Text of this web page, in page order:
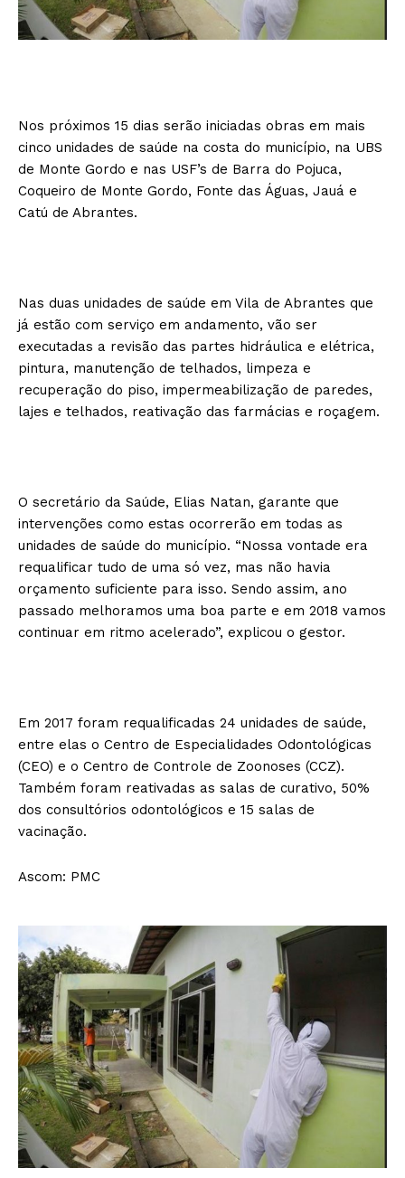
Nos próximos 15 dias serão iniciadas obras em mais
cinco unidades de saúde na costa do município, na UBS
de Monte Gordo e nas USF’s de Barra do Pojuca,
Coqueiro de Monte Gordo, Fonte das Águas, Jauá e
Catú de Abrantes.
Nas duas unidades de saúde em Vila de Abrantes que
já estão com serviço em andamento, vão ser
executadas a revisão das partes hidráulica e elétrica,
pintura, manutenção de telhados, limpeza e
recuperação do piso, impermeabilização de paredes,
lajes e telhados, reativação das farmácias e roçagem.
O secretário da Saúde, Elias Natan, garante que
intervenções como estas ocorrerão em todas as
unidades de saúde do município. “Nossa vontade era
requalificar tudo de uma só vez, mas não havia
orçamento suficiente para isso. Sendo assim, ano
passado melhoramos uma boa parte e em 2018 vamos
continuar em ritmo acelerado”, explicou o gestor.
Em 2017 foram requalificadas 24 unidades de saúde,
entre elas o Centro de Especialidades Odontológicas
(CEO) e o Centro de Controle de Zoonoses (CCZ).
Também foram reativadas as salas de curativo, 50%
dos consultórios odontológicos e 15 salas de
vacinação.
Ascom: PMC